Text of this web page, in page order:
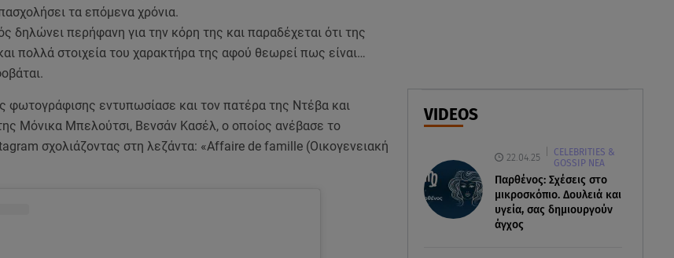
Συμφωνία Ιράν – Ομάν για τα
Στενά του Ορμούζ
VIDEOS
22.04.25
CELEBRITIES &
GOSSIP ΝΕΑ
Παρθένος: Σχέσεις στο
μικροσκόπιο. Δουλειά και
υγεία, σας δημιουργούν
άγχος
τα επόμενα χρόνια.
δηλώνει περήφανη για την κόρη της και παραδέχεται ότι της
πολλά στοιχεία του χαρακτήρα της αφού θεωρεί πως είναι…
φωτογράφισης εντυπωσίασε και τον πατέρα της Ντέβα και
Μόνικα Μπελούτσι, Βενσάν Κασέλ, ο οποίος ανέβασε το
σχολιάζοντας στη λεζάντα: «Affaire de famille (Οικογενειακή